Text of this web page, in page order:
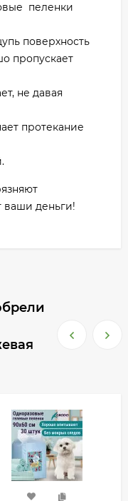
пеленки
поверхность
пропускает
не давая
протекание
деньги!